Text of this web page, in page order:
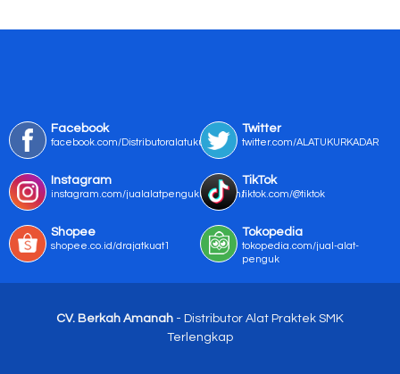
Facebook
facebook.com/Distributoralatukur
Twitter
twitter.com/ALATUKURKADAR
Instagram
instagram.com/jualalatpengukurmurah/
TikTok
tiktok.com/@tiktok
Shopee
shopee.co.id/drajatkuat1
Tokopedia
tokopedia.com/jual-alat-
penguk
CV. Berkah Amanah - Distributor Alat Praktek SMK
Terlengkap